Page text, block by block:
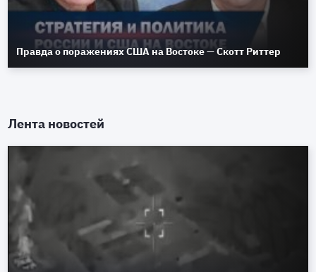
Правда о поражениях США на Востоке — Скотт Риттер
Лента новостей